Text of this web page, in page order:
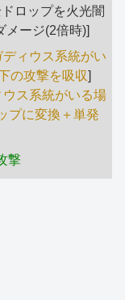
ロップを火光闇
ージ(2倍時)]
ィウス系統がい
の攻撃を吸収
ス系統がいる場
プに変換＋単発
撃